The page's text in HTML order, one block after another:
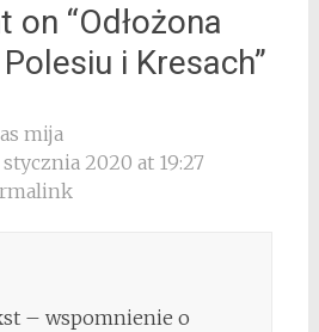
on “Odłożona
i Kresach”
mija
stycznia 2020 at 19:27
– wspomnienie o